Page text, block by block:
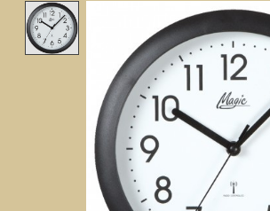
Product image slideshow Items